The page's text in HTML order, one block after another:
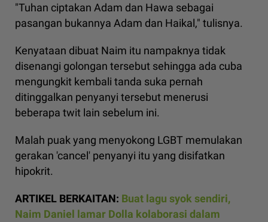
"Tuhan ciptakan Adam dan Hawa sebagai
pasangan bukannya Adam dan Haikal," tulisnya.
Kenyataan dibuat Naim itu nampaknya tidak
disenangi golongan tersebut sehingga ada cuba
mengungkit kembali tanda suka pernah
ditinggalkan penyanyi tersebut menerusi
beberapa twit lain sebelum ini.
Malah puak yang menyokong LGBT memulakan
gerakan 'cancel' penyanyi itu yang disifatkan
hipokrit.
ARTIKEL BERKAITAN: Buat lagu syok sendiri,
Naim Daniel lamar Dolla kolaborasi dalam